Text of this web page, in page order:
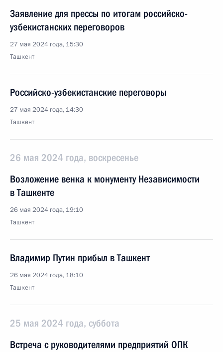
Заявление для прессы по итогам российско-
узбекистанских переговоров
27 мая 2024 года, 15:30
Ташкент
Российско-узбекистанские переговоры
27 мая 2024 года, 14:30
Ташкент
26 мая 2024 года, воскресенье
Возложение венка к монументу Независимости
в Ташкенте
26 мая 2024 года, 19:10
Ташкент
Владимир Путин прибыл в Ташкент
26 мая 2024 года, 18:10
Ташкент
25 мая 2024 года, суббота
Встреча с руководителями предприятий ОПК